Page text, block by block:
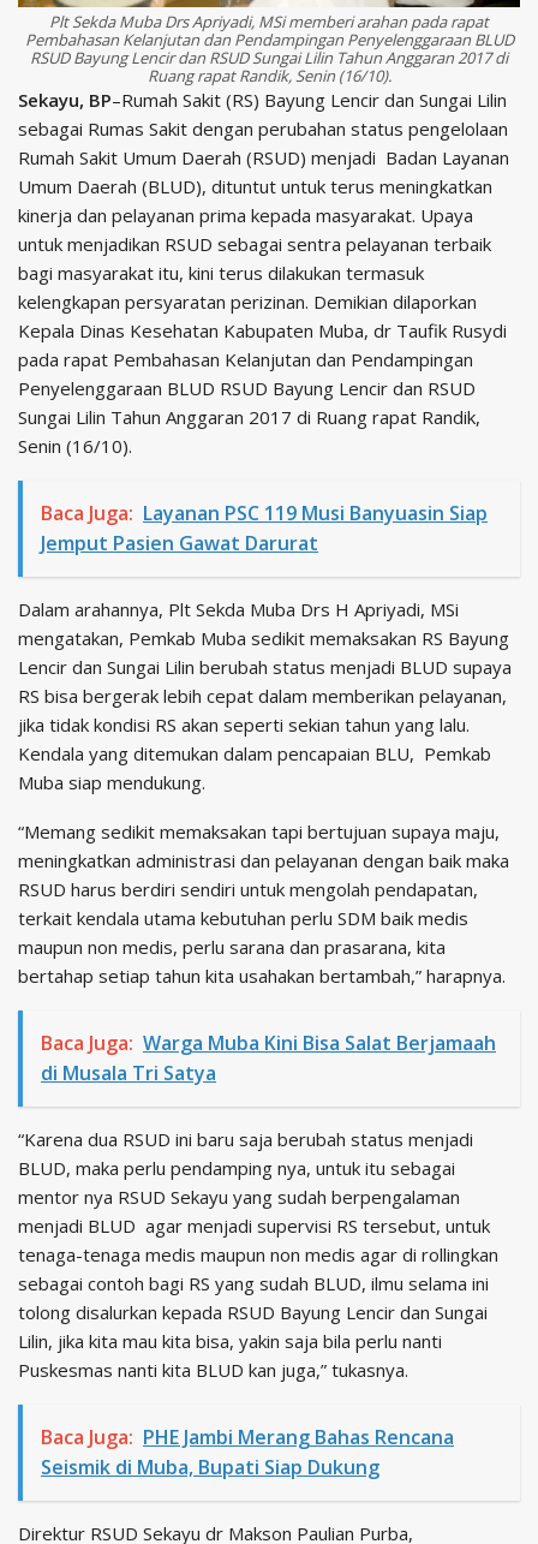
Plt Sekda Muba Drs Apriyadi, MSi memberi arahan pada rapat
Pembahasan Kelanjutan dan Pendampingan Penyelenggaraan BLUD
RSUD Bayung Lencir dan RSUD Sungai Lilin Tahun Anggaran 2017 di
Ruang rapat Randik, Senin (16/10).
Sekayu, BP–Rumah Sakit (RS) Bayung Lencir dan Sungai Lilin
sebagai Rumas Sakit dengan perubahan status pengelolaan
Rumah Sakit Umum Daerah (RSUD) menjadi Badan Layanan
Umum Daerah (BLUD), dituntut untuk terus meningkatkan
kinerja dan pelayanan prima kepada masya­rakat. Upaya
untuk menjadikan RSUD sebagai sentra pelayanan terbaik
bagi masyarakat itu, kini terus dilakukan termasuk
kelengkapan persyaratan perizinan. Demikian dilaporkan
Kepala Dinas Kesehatan Kabupaten Muba, dr Taufik Rusydi
pada rapat Pembahasan Kelanjutan dan Pendampingan
Penyelenggaraan BLUD RSUD Bayung Lencir dan RSUD
Sungai Lilin Tahun Anggaran 2017 di Ruang rapat Randik,
Senin (16/10).
Baca Juga: Layanan PSC 119 Musi Banyuasin Siap
Jemput Pasien Gawat Darurat
Dalam arahannya, Plt Sekda Muba Drs H Apriyadi, MSi
mengatakan, Pemkab Muba sedikit memaksakan RS Bayung
Lencir dan Sungai Lilin berubah status menjadi BLUD supaya
RS bisa bergerak lebih cepat dalam memberikan pelayanan,
jika tidak kondisi RS akan seperti sekian tahun yang lalu.
Kendala yang ditemukan dalam pencapaian BLU, Pemkab
Muba siap mendukung.
“Memang sedikit memaksakan tapi bertujuan supaya maju,
meningkatkan administrasi dan pelayanan dengan baik maka
RSUD harus berdiri sendiri untuk mengolah pendapatan,
terkait kendala utama kebutuhan perlu SDM baik medis
maupun non medis, perlu sarana dan prasarana, kita
bertahap setiap tahun kita usahakan bertambah,” harapnya.
Baca Juga: Warga Muba Kini Bisa Salat Berjamaah
di Musala Tri Satya
“Karena dua RSUD ini baru saja berubah status menjadi
BLUD, maka perlu pendamping nya, untuk itu sebagai
mentor nya RSUD Sekayu yang sudah berpengalaman
menjadi BLUD agar menjadi supervisi RS tersebut, untuk
tenaga-tenaga medis maupun non medis agar di rollingkan
sebagai contoh bagi RS yang sudah BLUD, ilmu selama ini
tolong disalurkan kepada RSUD Bayung Lencir dan Sungai
Lilin, jika kita mau kita bisa, yakin saja bila perlu nanti
Puskesmas nanti kita BLUD kan juga,” tukasnya.
Baca Juga: PHE Jambi Merang Bahas Rencana
Seismik di Muba, Bupati Siap Dukung
Direktur RSUD Sekayu dr Makson Paulian Purba,